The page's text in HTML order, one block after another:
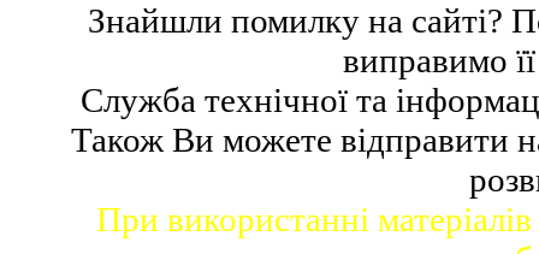
Знайшли помилку на сайті?
виправимо
Cлужба технічної та
Також Ви можете відправити
При використанні